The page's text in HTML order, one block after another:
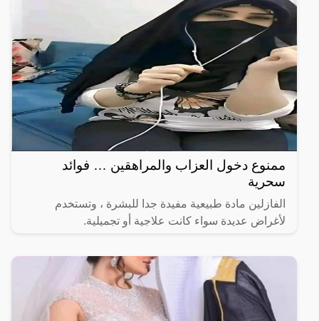
ممنوع دخول العزاب والمراهقين … فوائد
سحرية
الفازلين مادة طبيعية مفيدة جدا للبشرة ، وتستخدم
لأغراض عديدة سواء كانت علاجية أو تجميلية.